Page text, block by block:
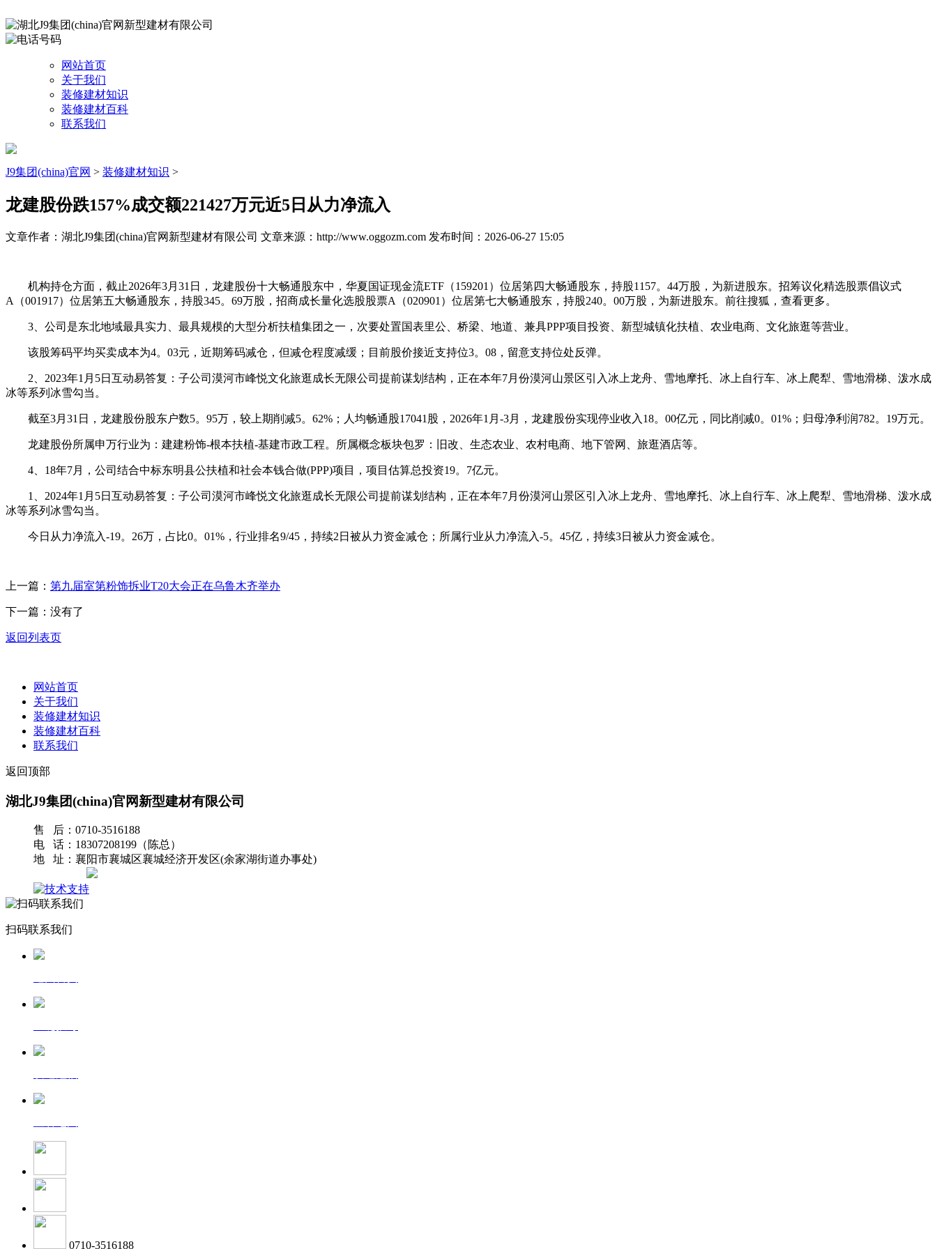
网站首页
关于我们
装修建材知识
装修建材百科
联系我们
J9集团(china)官网 > 装修建材知识 >
龙建股份跌157%成交额221427万元近5日从力净流入
文章作者：湖北J9集团(china)官网新型建材有限公司 文章来源：http://www.oggozm.com 发布时间：2026-06-27 15:05
机构持仓方面，截止2026年3月31日，龙建股份十大畅通股东中，华夏国证现金流ETF（159201）位居第四大畅通股东，持股1157。44万股，为新进股东。招筹议化精选股票倡议式
A（001917）位居第五大畅通股东，持股345。69万股，招商成长量化选股股票A（020901）位居第七大畅通股东，持股240。00万股，为新进股东。前往搜狐，查看更多。
3、公司是东北地域最具实力、最具规模的大型分析扶植集团之一，次要处置国表里公、桥梁、地道、兼具PPP项目投资、新型城镇化扶植、农业电商、文化旅逛等营业。
该股筹码平均买卖成本为4。03元，近期筹码减仓，但减仓程度减缓；目前股价接近支持位3。08，留意支持位处反弹。
2、2023年1月5日互动易答复：子公司漠河市峰悦文化旅逛成长无限公司提前谋划结构，正在本年7月份漠河山景区引入冰上龙舟、雪地摩托、冰上自行车、冰上爬犁、雪地滑梯、泼水成
冰等系列冰雪勾当。
截至3月31日，龙建股份股东户数5。95万，较上期削减5。62%；人均畅通股17041股，2026年1月-3月，龙建股份实现停业收入18。00亿元，同比削减0。01%；归母净利润782。19万元。
龙建股份所属申万行业为：建建粉饰-根本扶植-基建市政工程。所属概念板块包罗：旧改、生态农业、农村电商、地下管网、旅逛酒店等。
4、18年7月，公司结合中标东明县公扶植和社会本钱合做(PPP)项目，项目估算总投资19。7亿元。
1、2024年1月5日互动易答复：子公司漠河市峰悦文化旅逛成长无限公司提前谋划结构，正在本年7月份漠河山景区引入冰上龙舟、雪地摩托、冰上自行车、冰上爬犁、雪地滑梯、泼水成
冰等系列冰雪勾当。
今日从力净流入-19。26万，占比0。01%，行业排名9/45，持续2日被从力资金减仓；所属行业从力净流入-5。45亿，持续3日被从力资金减仓。
上一篇： 第九届室第粉饰拆业T20大会正在乌鲁木齐举办
下一篇：没有了
返回列表页
网站首页
关于我们
装修建材知识
装修建材百科
联系我们
返回顶部
湖北J9集团(china)官网新型建材有限公司
售 后：0710-3516188
电 话：18307208199（陈总）
地 址：襄阳市襄城区襄城经济开发区(余家湖街道办事处)
扫码联系我们
0710-3516188